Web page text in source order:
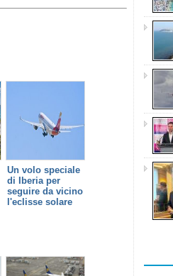
Un volo speciale
di Iberia per
seguire da vicino
l'eclisse solare